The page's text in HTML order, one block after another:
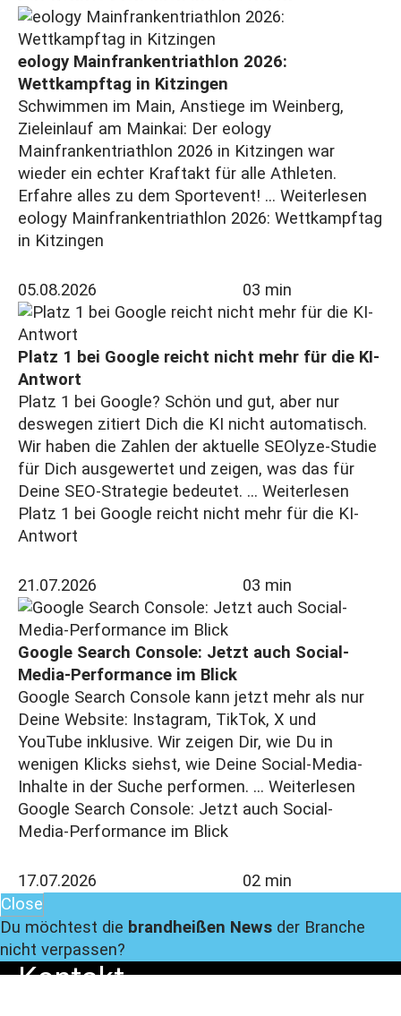
eology Mainfrankentriathlon 2026:
Wettkampftag in Kitzingen
Schwimmen im Main, Anstiege im Weinberg,
Zieleinlauf am Mainkai: Der eology
Mainfrankentriathlon 2026 in Kitzingen war
wieder ein echter Kraftakt für alle Athleten.
Erfahre alles zu dem Sportevent! ... Weiterlesen
eology Mainfrankentriathlon 2026: Wettkampftag
in Kitzingen
05.08.2026 03 min
Platz 1 bei Google reicht nicht mehr für die KI-
Antwort
Platz 1 bei Google? Schön und gut, aber nur
deswegen zitiert Dich die KI nicht automatisch.
Wir haben die Zahlen der aktuelle SEOlyze-Studie
für Dich ausgewertet und zeigen, was das für
Deine SEO-Strategie bedeutet. ... Weiterlesen
Platz 1 bei Google reicht nicht mehr für die KI-
Antwort
21.07.2026 03 min
Google Search Console: Jetzt auch Social-
Media-Performance im Blick
Google Search Console kann jetzt mehr als nur
Deine Website: Instagram, TikTok, X und
YouTube inklusive. Wir zeigen Dir, wie Du in
wenigen Klicks siehst, wie Deine Social-Media-
Inhalte in der Suche performen. ... Weiterlesen
Google Search Console: Jetzt auch Social-
Media-Performance im Blick
17.07.2026
02 min
Close
Du möchtest die brandheißen News der Branche
nicht verpassen?
Kontakt